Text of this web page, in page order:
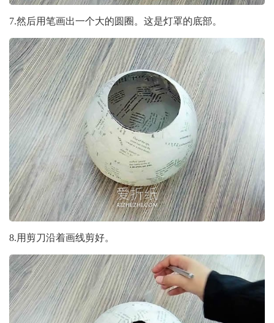
7.然后用笔画出一个大的圆圈。这是灯罩的底部。
8.用剪刀沿着画线剪好。